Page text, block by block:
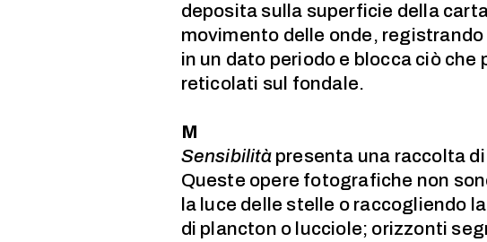
deposita sulla superficie della
movimento delle onde,
in un dato periodo e blocca ciò
reticolati sul fondale.
M
Sensibilitàpresenta una raccolta
Queste opere fotografiche non
la luce delle stelle o raccogliendo
di plancton o lucciole; orizzonti